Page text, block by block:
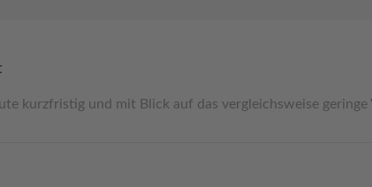
kurzfristig und mit Blick auf das vergleichsweise